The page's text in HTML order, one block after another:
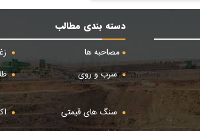
دسته بندی مطالب
مصاحبه ها
سرب و روی
سنگ های قیمتی